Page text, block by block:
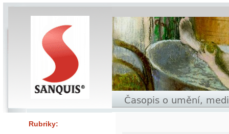
Rubriky: